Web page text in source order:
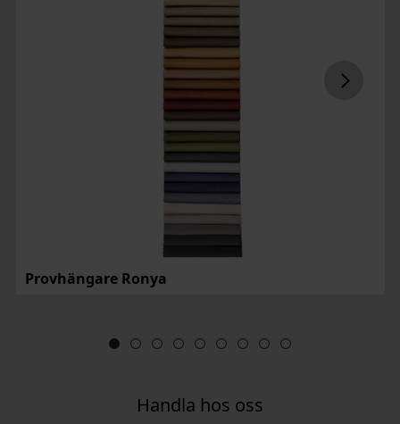
Provhängare Ronya
Handla hos oss